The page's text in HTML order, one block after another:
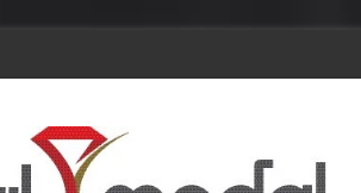
embarca 75 mil toneladas de açúcar VHP